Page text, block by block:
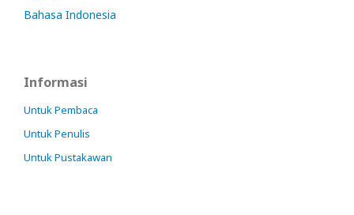
Bahasa Indonesia
Informasi
Untuk Pembaca
Untuk Penulis
Untuk Pustakawan